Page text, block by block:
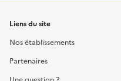
Liens du site
Nos établissements
Partenaires